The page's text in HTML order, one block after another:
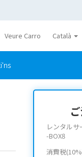
Veure Carro Català
レンタルサ
-BOX8
消費税